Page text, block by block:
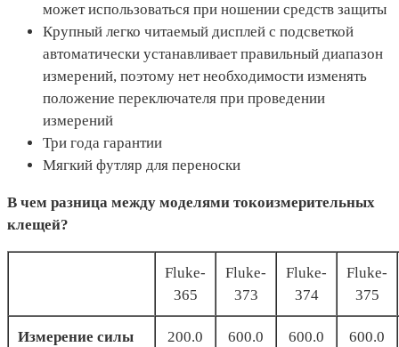
может использоваться при ношении средств защиты
Крупный легко читаемый дисплей с подсветкой
автоматически устанавливает правильный диапазон
измерений, поэтому нет необходимости изменять
положение переключателя при проведении
измерений
Три года гарантии
Мягкий футляр для переноски
В чем разница между моделями токоизмерительных
клещей?
Fluke-
365
Fluke-
373
Fluke-
374
Fluke-
375
Измерение силы
200.0
600.0
600.0
600.0